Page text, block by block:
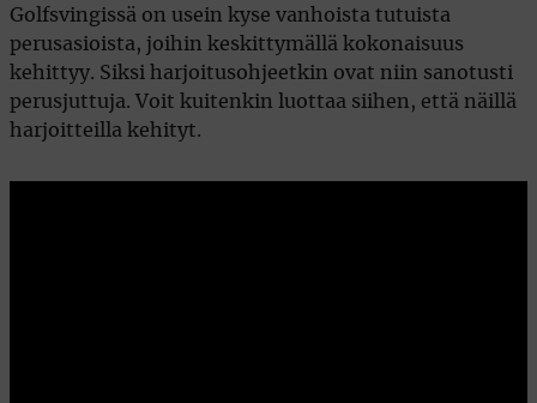
Golfsvingissä on usein kyse vanhoista tutuista
perusasioista, joihin keskittymällä kokonaisuus
kehittyy. Siksi harjoitusohjeetkin ovat niin sanotusti
perusjuttuja. Voit kuitenkin luottaa siihen, että näillä
harjoitteilla kehityt.